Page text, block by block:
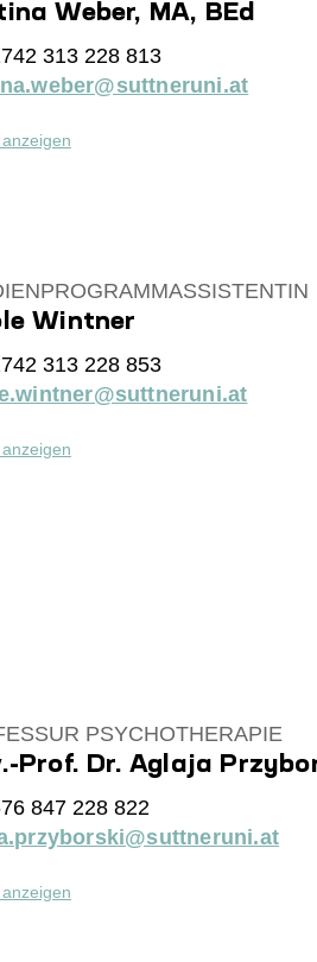
Weber, MA, BEd
313 228 813
Wintner
313 228 853
PSYCHOTHERAPIE
Prof. Dr. Aglaja
847 228 822